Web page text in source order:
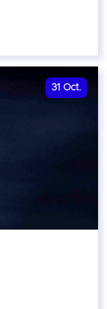
31 Oct.